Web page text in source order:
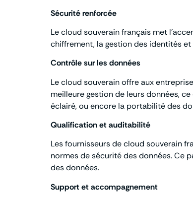
Sécurité renforcée
Le cloud souverain français met
chiffrement, la gestion des identités
Contrôle sur les données
Le cloud souverain offre aux
meilleure gestion de leurs données,
éclairé, ou encore la portabilité des
Qualification et auditabilité
Les fournisseurs de cloud souverain
normes de sécurité des données. Ce
des données.
Support et accompagnement